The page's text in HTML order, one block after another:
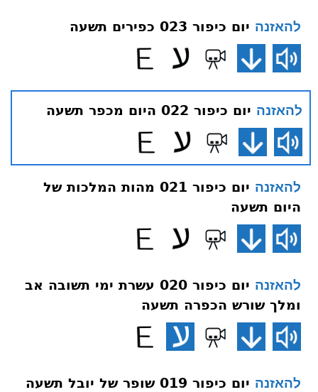
להאזנה יום כיפור 023 כפירים תשעה
להאזנה יום כיפור 022 היום מכפר תשעה
להאזנה
יום כיפור 021 מהות המלכות של
היום תשעה
להאזנה
יום כיפור 020 עשרת ימי תשובה אב
ומלך שורש הכפרה תשעה
להאזנה יום כיפור 019 שופר של יובל תשעה